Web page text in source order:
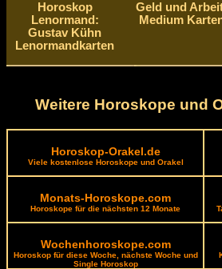
Horoskop
Lenormand:
Gustav Kühn
Lenormandkarten
Geld und
Medium
Weitere Horoskope und
Horoskop-Orakel.de
Viele kostenlose Horoskope und Orakel
Monats-Horoskope.com
Horoskope für die nächsten 12 Monate
Wochenhoroskope.com
Horoskop für diese Woche, nächste Woche und
Single Horoskop